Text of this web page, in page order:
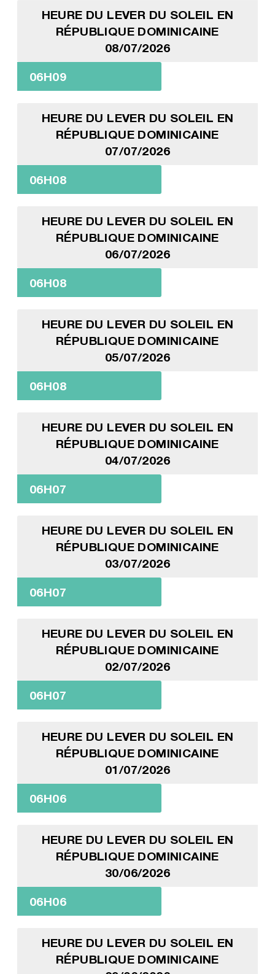
HEURE DU LEVER DU SOLEIL EN
RÉPUBLIQUE DOMINICAINE
08/07/2026
06H09
HEURE DU LEVER DU SOLEIL EN
RÉPUBLIQUE DOMINICAINE
07/07/2026
06H08
HEURE DU LEVER DU SOLEIL EN
RÉPUBLIQUE DOMINICAINE
06/07/2026
06H08
HEURE DU LEVER DU SOLEIL EN
RÉPUBLIQUE DOMINICAINE
05/07/2026
06H08
HEURE DU LEVER DU SOLEIL EN
RÉPUBLIQUE DOMINICAINE
04/07/2026
06H07
HEURE DU LEVER DU SOLEIL EN
RÉPUBLIQUE DOMINICAINE
03/07/2026
06H07
HEURE DU LEVER DU SOLEIL EN
RÉPUBLIQUE DOMINICAINE
02/07/2026
06H07
HEURE DU LEVER DU SOLEIL EN
RÉPUBLIQUE DOMINICAINE
01/07/2026
06H06
HEURE DU LEVER DU SOLEIL EN
RÉPUBLIQUE DOMINICAINE
30/06/2026
06H06
HEURE DU LEVER DU SOLEIL EN
RÉPUBLIQUE DOMINICAINE